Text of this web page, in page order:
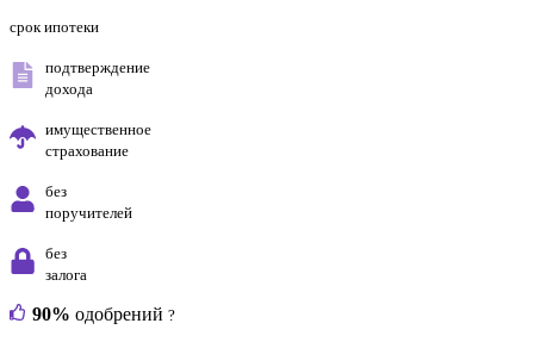
срок ипотеки
подтверждение
дохода
имущественное
страхование
без
поручителей
без
залога
90% одобрений ?